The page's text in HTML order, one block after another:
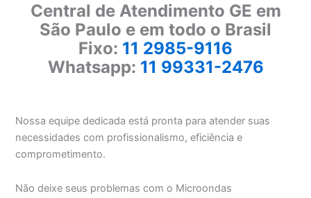
Central de Atendimento GE em
São Paulo e em todo o Brasil
Fixo: 11 2985-9116
Whatsapp: 11 99331-2476
Nossa equipe dedicada está pronta para atender suas
necessidades com profissionalismo, eficiência e
comprometimento.
Não deixe seus problemas com o Microondas